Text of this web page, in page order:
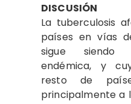
DISCUSIÓN
La tuberculosis
países en vías
sigue siendo
endémica, y
resto de
principalmente a